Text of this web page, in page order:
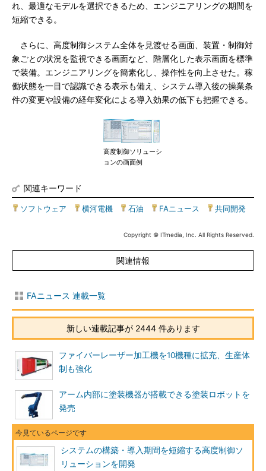
れ、最適なモデルを選択できるため、エンジニアリングの期間を
短縮できる。
さらに、高度制御システム全体を見渡せる画面、装置・制御対
象ごとの状況を監視できる画面など、階層化した表示画面を標準
で装備。エンジニアリングを簡素化し、操作性を向上させた。稼
働状態を一目で認識できる表示も備え、システム導入後の操業条
件の変更や設備の経年変化による導入効果の低下も把握できる。
高度制御ソリューシ
ョンの画面例
関連キーワード
ソフトウェア 横河電機 石油 FAニュース 共同開発
Copyright © ITmedia, Inc. All Rights Reserved.
関連情報
FAニュース 連載一覧
新しい連載記事が 2444 件あります
ファイバーレーザー加工機を10機種に拡充、生産体
制も強化
アーム内部に塗装機器が搭載できる塗装ロボットを
発売
システムの構築・導入期間を短縮する高度制御ソ
リューションを開発